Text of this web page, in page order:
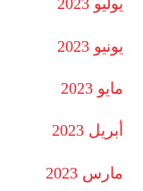
يوليو 2023
يونيو 2023
مايو 2023
أبريل 2023
مارس 2023